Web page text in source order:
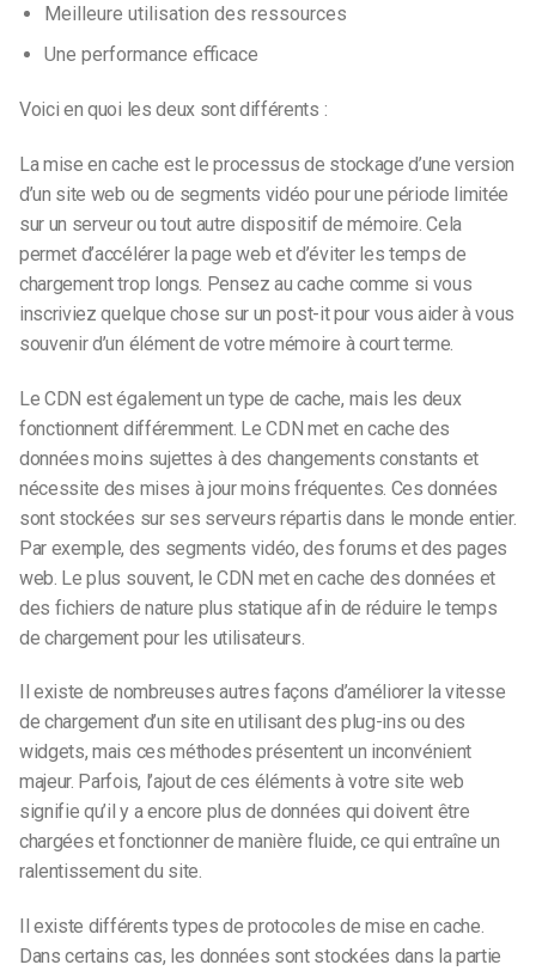
Meilleure utilisation des ressources
Une performance efficace
Voici en quoi les deux sont différents :
La mise en cache est le processus de stockage d’une version
d’un site web ou de segments vidéo pour une période limitée
sur un serveur ou tout autre dispositif de mémoire. Cela
permet d’accélérer la page web et d’éviter les temps de
chargement trop longs. Pensez au cache comme si vous
inscriviez quelque chose sur un post-it pour vous aider à vous
souvenir d’un élément de votre mémoire à court terme.
Le CDN est également un type de cache, mais les deux
fonctionnent différemment. Le CDN met en cache des
données moins sujettes à des changements constants et
nécessite des mises à jour moins fréquentes. Ces données
sont stockées sur ses serveurs répartis dans le monde entier.
Par exemple, des segments vidéo, des forums et des pages
web. Le plus souvent, le CDN met en cache des données et
des fichiers de nature plus statique afin de réduire le temps
de chargement pour les utilisateurs.
Il existe de nombreuses autres façons d’améliorer la vitesse
de chargement d’un site en utilisant des plug-ins ou des
widgets, mais ces méthodes présentent un inconvénient
majeur. Parfois, l’ajout de ces éléments à votre site web
signifie qu’il y a encore plus de données qui doivent être
chargées et fonctionner de manière fluide, ce qui entraîne un
ralentissement du site.
Il existe différents types de protocoles de mise en cache.
Dans certains cas, les données sont stockées dans la partie